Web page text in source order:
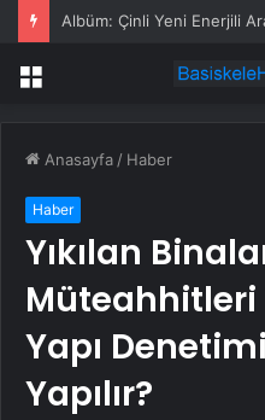
Menü
Anasayfa / Haber
Haber
Yıkılan
Müteahhitleri
Yapı
Yapılır?